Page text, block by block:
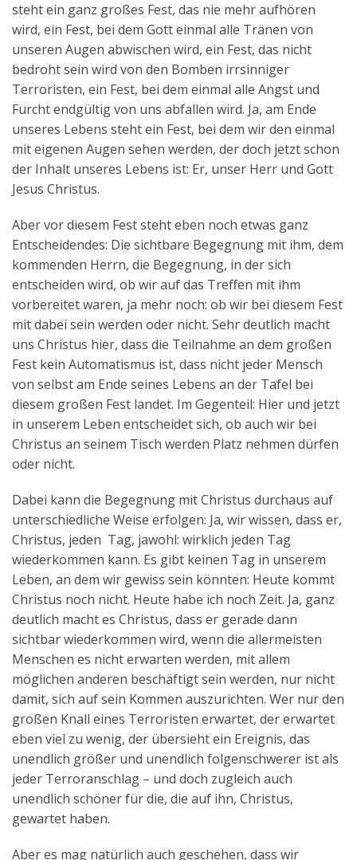
steht ein ganz großes Fest, das nie mehr aufhören
wird, ein Fest, bei dem Gott einmal alle Tränen von
unseren Augen abwischen wird, ein Fest, das nicht
bedroht sein wird von den Bomben irrsinniger
Terroristen, ein Fest, bei dem einmal alle Angst und
Furcht endgültig von uns abfallen wird. Ja, am Ende
unseres Lebens steht ein Fest, bei dem wir den einmal
mit eigenen Augen sehen werden, der doch jetzt schon
der Inhalt unseres Lebens ist: Er, unser Herr und Gott
Jesus Christus.
Aber vor diesem Fest steht eben noch etwas ganz
Entscheidendes: Die sichtbare Begegnung mit ihm, dem
kommenden Herrn, die Begegnung, in der sich
entscheiden wird, ob wir auf das Treffen mit ihm
vorbereitet waren, ja mehr noch: ob wir bei diesem Fest
mit dabei sein werden oder nicht. Sehr deutlich macht
uns Christus hier, dass die Teilnahme an dem großen
Fest kein Automatismus ist, dass nicht jeder Mensch
von selbst am Ende seines Lebens an der Tafel bei
diesem großen Fest landet. Im Gegenteil: Hier und jetzt
in unserem Leben entscheidet sich, ob auch wir bei
Christus an seinem Tisch werden Platz nehmen dürfen
oder nicht.
Dabei kann die Begegnung mit Christus durchaus auf
unterschiedliche Weise erfolgen: Ja, wir wissen, dass er,
Christus, jeden Tag, jawohl: wirklich jeden Tag
wiederkommen kann. Es gibt keinen Tag in unserem
Leben, an dem wir gewiss sein könnten: Heute kommt
Christus noch nicht. Heute habe ich noch Zeit. Ja, ganz
deutlich macht es Christus, dass er gerade dann
sichtbar wiederkommen wird, wenn die allermeisten
Menschen es nicht erwarten werden, mit allem
möglichen anderen beschäftigt sein werden, nur nicht
damit, sich auf sein Kommen auszurichten. Wer nur den
großen Knall eines Terroristen erwartet, der erwartet
eben viel zu wenig, der übersieht ein Ereignis, das
unendlich größer und unendlich folgenschwerer ist als
jeder Terroranschlag – und doch zugleich auch
unendlich schöner für die, die auf ihn, Christus,
gewartet haben.
Aber es mag natürlich auch geschehen, dass wir